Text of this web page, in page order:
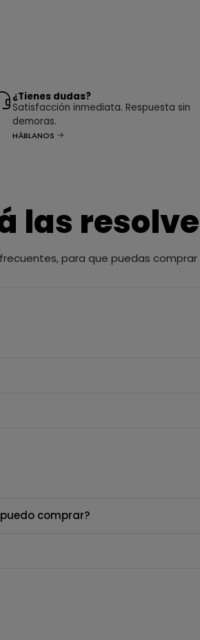
¿Tienes dudas?
Satisfacción inmediata. Respuesta sin
demoras.
HÁBLANOS
las
para que puedas
comprar?